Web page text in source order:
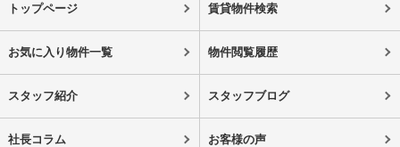
トップページ 賃貸物件検索
お気に入り物件一覧 物件閲覧履歴
スタッフ紹介 スタッフブログ
社長コラム お客様の声